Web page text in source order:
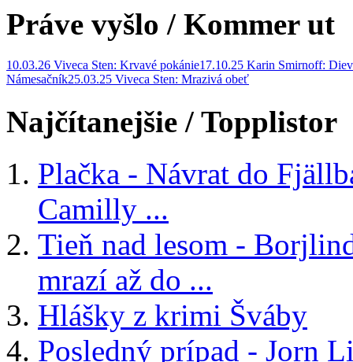
Práve vyšlo / Kommer ut
10.03.26 Viveca Sten: Krvavé pokánie17.10.25 Karin Smirnoff:
Námesačník25.03.25 Viveca Sten: Mrazivá obeť
Najčítanejšie / Topplistor
Plačka - Návrat do
Camilly ...
Tieň nad lesom -
mrazí až do ...
Hlášky z krimi Šváby
Posledný prípad - Jorn